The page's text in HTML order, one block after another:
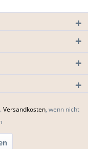
Versandkosten, wenn nicht